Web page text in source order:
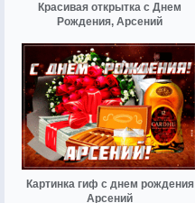
Красивая открытка с Днем
Рождения, Арсений
Картинка гиф с днем рождения
Арсений